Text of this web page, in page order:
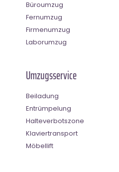
Büroumzug
Fernumzug
Firmenumzug
Laborumzug
Umzugsservice
Beiladung
Entrümpelung
Halteverbotszone
Klaviertransport
Möbellift